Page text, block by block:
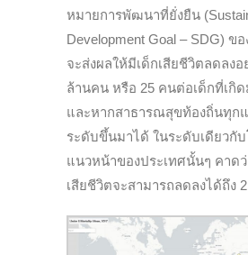
หมายการพัฒนาที่ยั่งยืน
Development Goal – SDG) ข
จะส่งผลให้มีเด็กเสียชีวิตลดลงอ
ล้านคน หรือ 25 คนต่อเด็กที่เกิ
และหากสาธารณสุขท้องถิ่นทุก
ระดับขึ้นมาได้ ในระดับเดียวกั
แนวหน้าของประเทศนั้นๆ คาด
เสียชีวิตจะสามารถลดลงได้ถึง